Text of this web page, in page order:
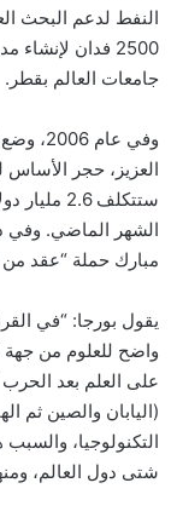
النفط لدعم البحث
2500 فدان
جامعات العالم بقطر.
وفي
العزيز، حجر الأساس
ستتكلف
مبارك حملة “عقد من
يقول بورجا: “في
واضح للعلوم من جهة
على العلم بعد
(اليابان والصين ثم
التكنولوجيا،
شتى دول العالم،